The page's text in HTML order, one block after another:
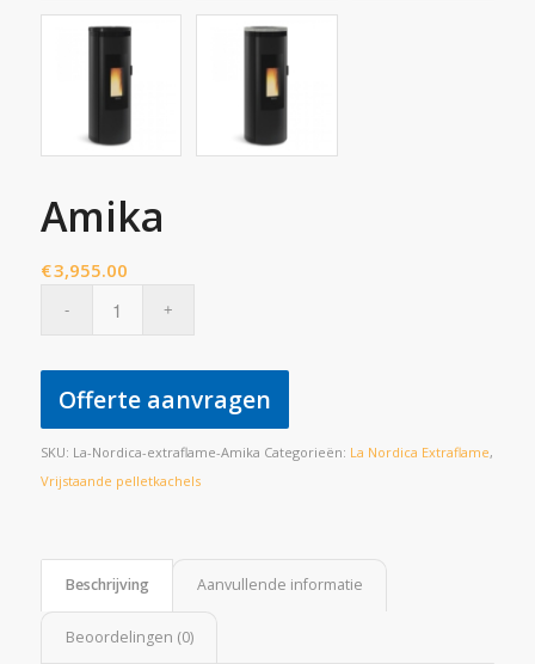
Amika
€3,955.00
Offerte aanvragen
SKU: La-Nordica-extraflame-Amika Categorieën: La Nordica Extraflame,
Vrijstaande pelletkachels
Beschrijving Aanvullende informatie
Beoordelingen (0)